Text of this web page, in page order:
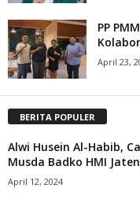
PP
April 23,
BERITA POPULER
Alwi Husein Al-Habib,
Musda Badko HMI
April 12, 2024